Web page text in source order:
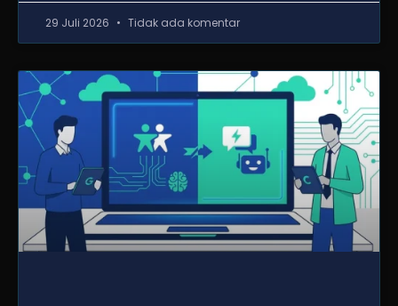
29 Juli 2026 Tidak ada komentar